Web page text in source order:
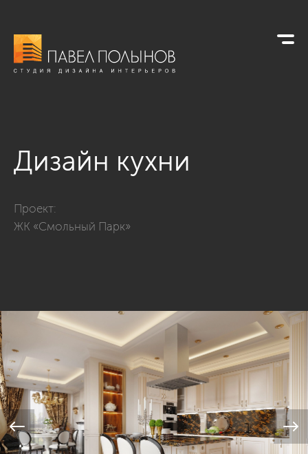
Дизайн кухни
Проект:
ЖК «Смольный Парк»